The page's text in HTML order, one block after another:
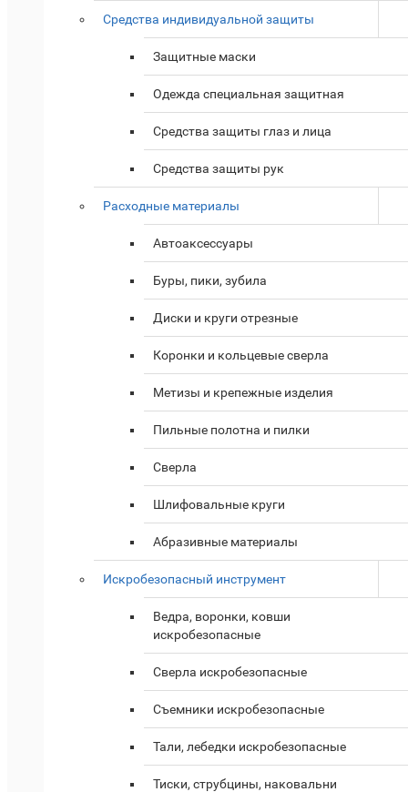
Средства индивидуальной защиты
Защитные маски
Одежда специальная защитная
Средства защиты глаз и лица
Средства защиты рук
Расходные материалы
Автоаксессуары
Буры, пики, зубила
Диски и круги отрезные
Коронки и кольцевые сверла
Метизы и крепежные изделия
Пильные полотна и пилки
Сверла
Шлифовальные круги
Абразивные материалы
Искробезопасный инструмент
Ведра, воронки, ковши
искробезопасные
Сверла искробезопасные
Съемники искробезопасные
Тали, лебедки искробезопасные
Тиски, струбцины, наковальни